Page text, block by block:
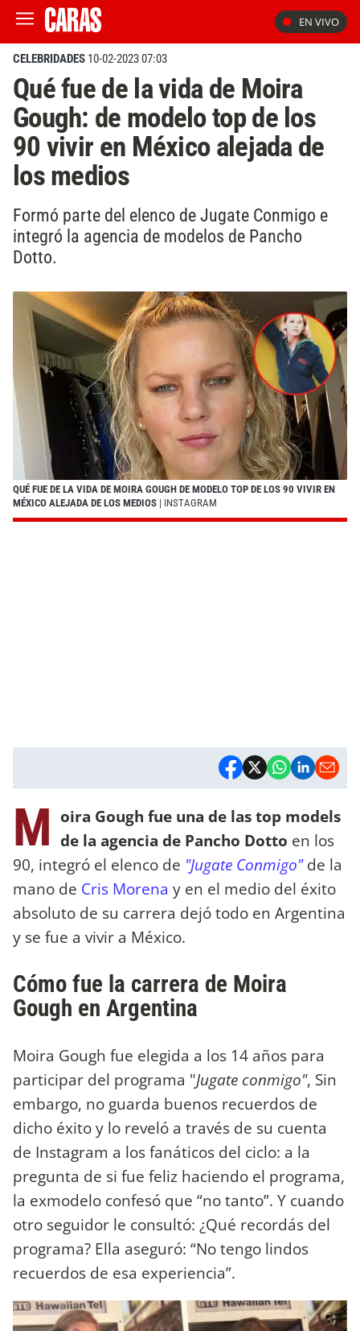
EN VIVO
CELEBRIDADES 10-02-2023 07:03
Qué fue de la vida de Moira
Gough: de modelo top de los
90 vivir en México alejada de
los medios
Formó parte del elenco de Jugate Conmigo e
integró la agencia de modelos de Pancho
Dotto.
QUÉ FUE DE LA VIDA DE MOIRA GOUGH DE MODELO TOP DE LOS 90 VIVIR EN
MÉXICO ALEJADA DE LOS MEDIOS | INSTAGRAM
M oira Gough fue una de las top models
de la agencia de Pancho Dotto en los
90, integró el elenco de "Jugate Conmigo"de la
mano de Cris Morena y en el medio del éxito
absoluto de su carrera dejó todo en Argentina
y se fue a vivir a México.
Cómo fue la carrera de Moira
Gough en Argentina
Moira Gough fue elegida a los 14 años para
participar del programa "Jugate conmigo", Sin
embargo, no guarda buenos recuerdos de
dicho éxito y lo reveló a través de su cuenta
de Instagram a los fanáticos del ciclo: a la
pregunta de si fue feliz haciendo el programa,
la exmodelo confesó que “no tanto”. Y cuando
otro seguidor le consultó: ¿Qué recordás del
programa? Ella aseguró: “No tengo lindos
recuerdos de esa experiencia”.